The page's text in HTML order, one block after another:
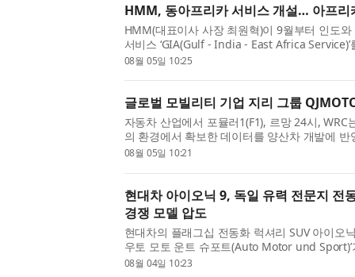
HMM, 동아프리카 서비스 개설… 아프리
HMM(대표이사 사장 최원혁)이 9월부터 인도
서비스 ‘GIA(Gulf - India - East Africa
비스는 최원혁 사장 부임 이후 추진 중인 컨테
08월 05일 10:25
글로벌 모빌리티 기업 지리 그룹
자동차 산업에서 포뮬러1(F1), 르망 24시,
의 환경에서 확보한 데이터를 양산차 개발에
대다. 포르쉐, 메르세데스-AMG, BMW M, 아우
08월 05일 10:21
현대차 아이오닉 9, 독일 유력 전문지 전
경쟁 모델 압도
현대차의 플래그십 전동화 럭셔리 SUV 아이오
우토 모토 운트 슈포트(Auto Motor und
SUV 비교 평가에서 유럽 프리미엄 대형 전기
08월 04일 10:23